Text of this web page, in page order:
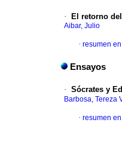
· El retorno
Aibar, Julio
· resumen
Ensayos
· Sócrates y
Barbosa, Tereza
· resumen